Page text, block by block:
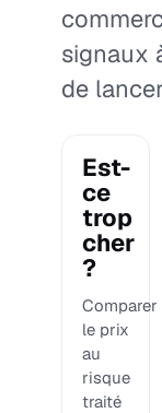
signaux
de
Est-
ce
trop
cher
?
Comparer
le prix
au
risque
traité